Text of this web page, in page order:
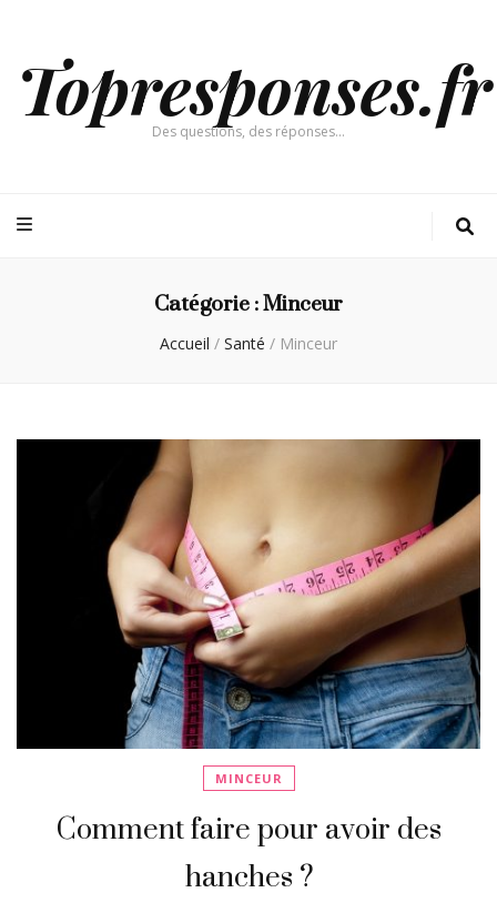
Topresponses.fr
Des questions, des réponses…
Catégorie :Minceur
Accueil / Santé / Minceur
MINCEUR
Comment faire pour avoir des
hanches ?